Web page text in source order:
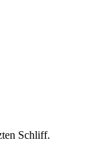
Schliff.